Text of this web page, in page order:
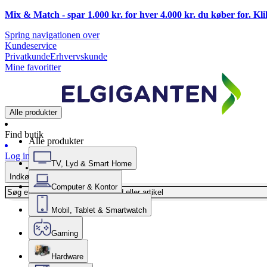
Mix & Match - spar 1.000 kr. for hver 4.000 kr. du køber for.
Spring navigationen over
Kundeservice
PrivatkundeErhvervskunde
Mine favoritter
Alle produkter
Find butik
Log ind
Indkøbskurv
Alle produkter
TV, Lyd & Smart Home
Computer & Kontor
Mobil, Tablet & Smartwatch
Gaming
Hardware